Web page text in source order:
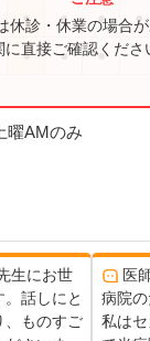
● ● ● ●
● ● ●
休診・休業の場合
直接ご確認くださ
曜AMのみ
生にお世
話しにと
、ものすご
医
病院の
私は